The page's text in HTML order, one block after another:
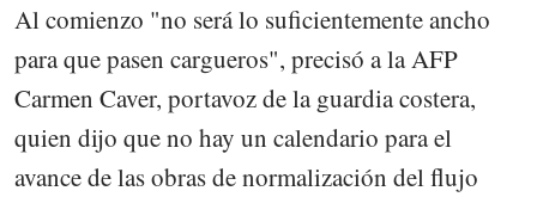
Al comienzo "no será lo suficientemente ancho
para que pasen cargueros", precisó a la AFP
Carmen Caver, portavoz de la guardia costera,
quien dijo que no hay un calendario para el
avance de las obras de normalización del flujo